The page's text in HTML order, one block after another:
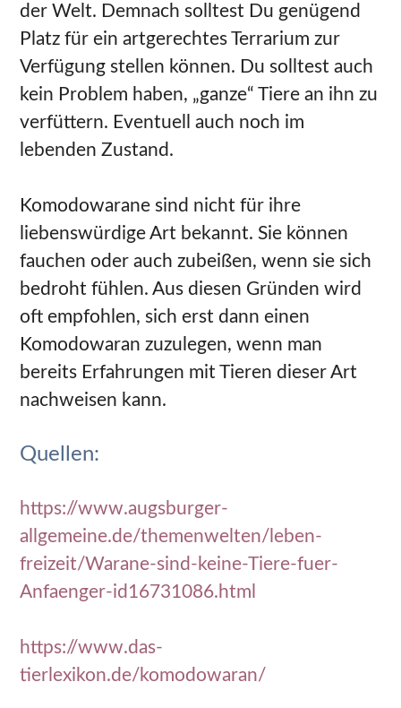
der Welt. Demnach solltest Du genügend
Platz für ein artgerechtes Terrarium zur
Verfügung stellen können. Du solltest auch
kein Problem haben, „ganze“ Tiere an ihn zu
verfüttern. Eventuell auch noch im
lebenden Zustand.
Komodowarane sind nicht für ihre
liebenswürdige Art bekannt. Sie können
fauchen oder auch zubeißen, wenn sie sich
bedroht fühlen. Aus diesen Gründen wird
oft empfohlen, sich erst dann einen
Komodowaran zuzulegen, wenn man
bereits Erfahrungen mit Tieren dieser Art
nachweisen kann.
Quellen:
https://www.augsburger-
allgemeine.de/themenwelten/leben-
freizeit/Warane-sind-keine-Tiere-fuer-
Anfaenger-id16731086.html
https://www.das-
tierlexikon.de/komodowaran/